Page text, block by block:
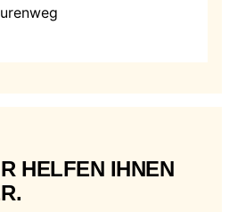
HELFEN IHNEN